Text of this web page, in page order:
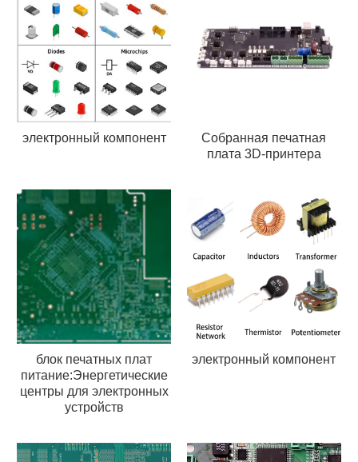
электронный компонент
Собранная печатная
плата 3D-принтера
блок печатных плат
питание:Энергетические
центры для электронных
устройств
электронный компонент